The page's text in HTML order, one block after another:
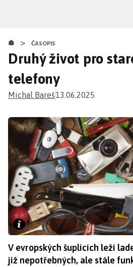
obsahu
> ČASOPIS
Druhý život pro
telefony
Michal Bareš13.06.2025
V evropských šuplících leží
již nepotřebných, ale stále